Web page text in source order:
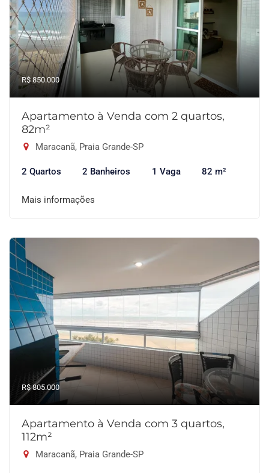
R$ 850.000
Apartamento à Venda com 2 quartos,
82m²
Maracanã, Praia Grande-SP
2 Quartos 2 Banheiros 1 Vaga 82 m²
Mais informações
R$ 805.000
Apartamento à Venda com 3 quartos,
112m²
Maracanã, Praia Grande-SP